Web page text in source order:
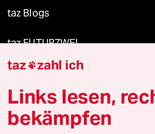
taz Blogs
taz FUTURZWEI
Le Monde diplomatique
taz Archiv
taz zahl ich
Links lesen,
bekämpfen